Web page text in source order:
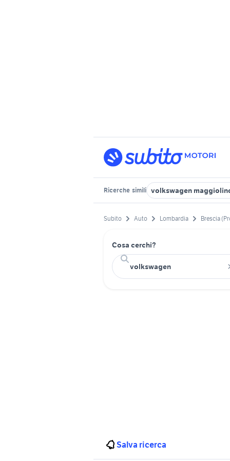
Ricerche simili volkswagen
Subito Auto Lombardia Brescia
Cosa cerchi?
Salva ricerca